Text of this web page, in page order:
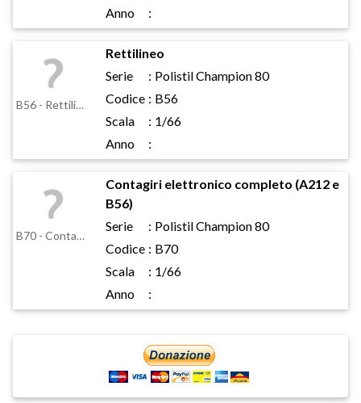
Anno
:
B56 - Rettilineo
Rettilineo
Serie
: Polistil Champion 80
Codice : B56
Scala
: 1/66
Anno
:
B70 - Contagiri elettronico completo (A212 e B56)
Contagiri elettronico completo (A212 e
B56)
Serie
: Polistil Champion 80
Codice : B70
Scala
: 1/66
Anno
: